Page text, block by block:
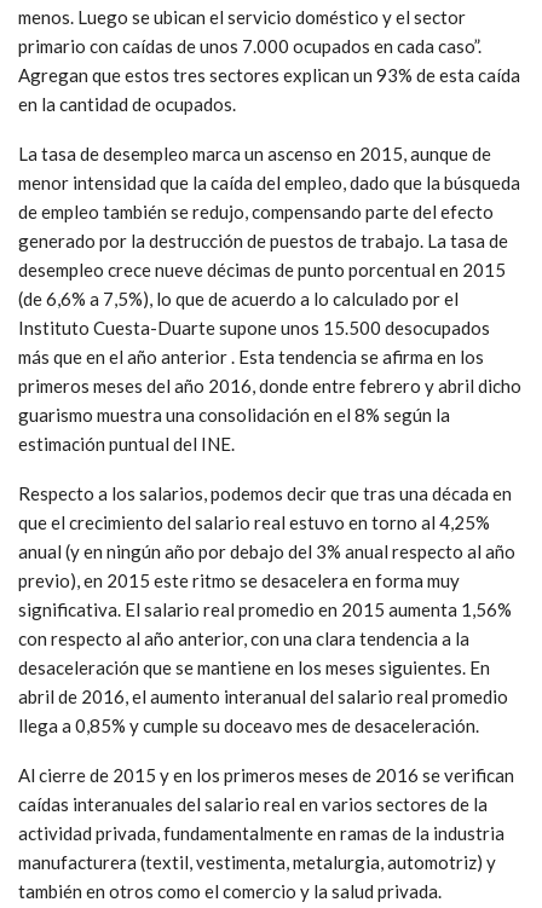
menos. Luego se ubican el servicio doméstico y el sector
primario con caídas de unos 7.000 ocupados en cada caso”.
Agregan que estos tres sectores explican un 93% de esta caída
en la cantidad de ocupados.
La tasa de desempleo marca un ascenso en 2015, aunque de
menor intensidad que la caída del empleo, dado que la búsqueda
de empleo también se redujo, compensando parte del efecto
generado por la destrucción de puestos de trabajo. La tasa de
desempleo crece nueve décimas de punto porcentual en 2015
(de 6,6% a 7,5%), lo que de acuerdo a lo calculado por el
Instituto Cuesta-Duarte supone unos 15.500 desocupados
más que en el año anterior . Esta tendencia se afirma en los
primeros meses del año 2016, donde entre febrero y abril dicho
guarismo muestra una consolidación en el 8% según la
estimación puntual del INE.
Respecto a los salarios, podemos decir que tras una década en
que el crecimiento del salario real estuvo en torno al 4,25%
anual (y en ningún año por debajo del 3% anual respecto al año
previo), en 2015 este ritmo se desacelera en forma muy
significativa. El salario real promedio en 2015 aumenta 1,56%
con respecto al año anterior, con una clara tendencia a la
desaceleración que se mantiene en los meses siguientes. En
abril de 2016, el aumento interanual del salario real promedio
llega a 0,85% y cumple su doceavo mes de desaceleración.
Al cierre de 2015 y en los primeros meses de 2016 se verifican
caídas interanuales del salario real en varios sectores de la
actividad privada, fundamentalmente en ramas de la industria
manufacturera (textil, vestimenta, metalurgia, automotriz) y
también en otros como el comercio y la salud privada.